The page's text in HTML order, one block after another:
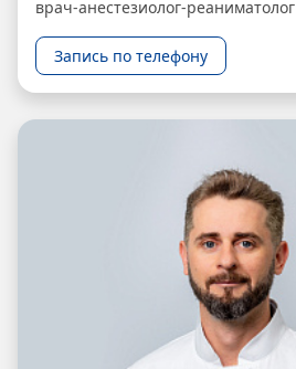
врач-анестезиолог-реаниматолог
Запись по телефону